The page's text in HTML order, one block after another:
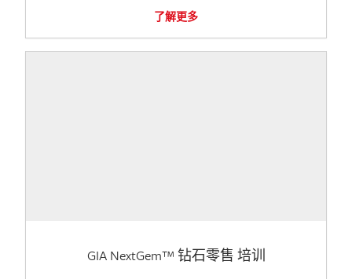
了解更多
GIA NextGem™ 钻石零售 培训